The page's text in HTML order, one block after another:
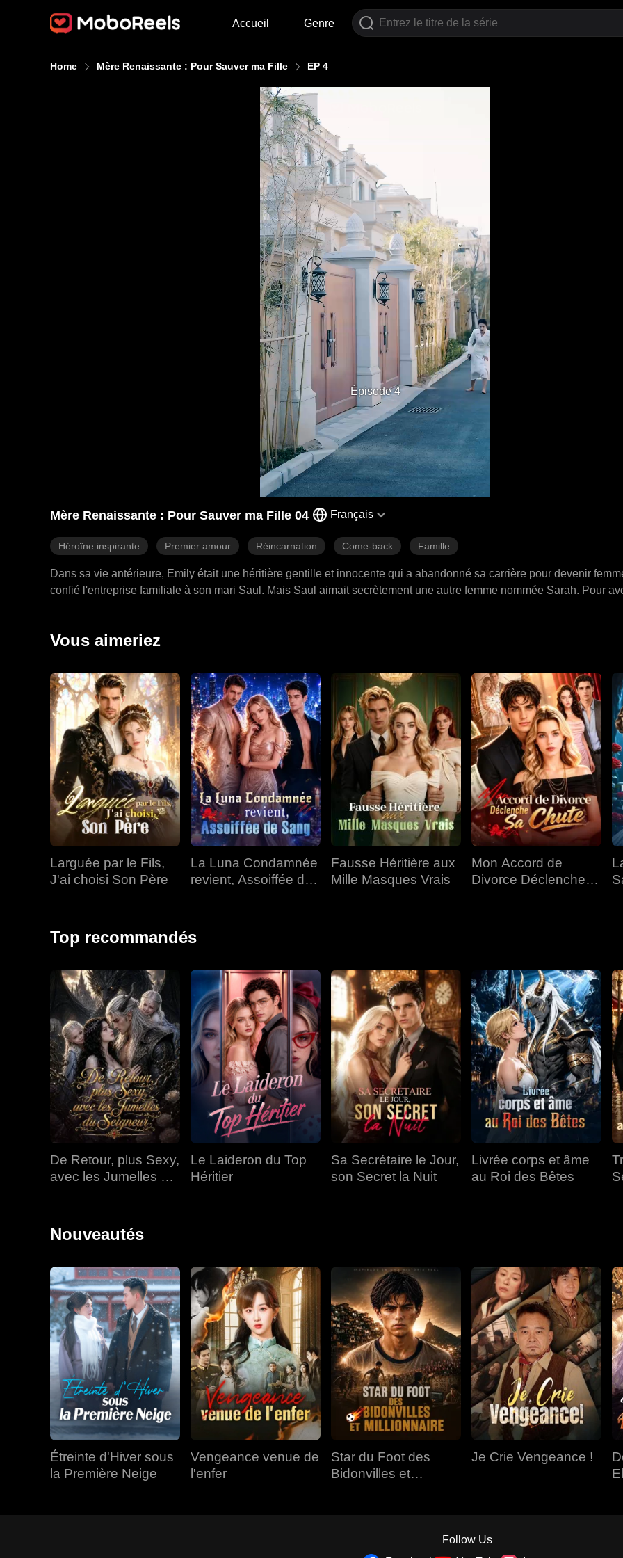
Accueil Genre
Home Mère Renaissante : Pour Sauver ma Fille EP 4
Épisode 4
Mère Renaissante : Pour Sauver ma Fille 04 Français
Héroïne inspirante Premier amour Réincarnation Come-back Famille
Dans sa vie antérieure, Emily était une héritière gentille et innocente qui a abandonné sa carrière pour devenir
confié l'entreprise familiale à son mari Saul. Mais Saul aimait secrètement une autre femme nommée Sarah. Pour
famille.
Vous aimeriez
Larguée par le Fils,
J'ai choisi Son Père
La Luna Condamnée
revient, Assoiffée de
Fausse Héritière aux
Mille Masques Vrais
Mon Accord de
Divorce Déclenche
Top recommandés
De Retour, plus Sexy,
avec les Jumelles du
Le Laideron du Top
Héritier
Sa Secrétaire le Jour,
son Secret la Nuit
Livrée corps et âme
au Roi des Bêtes
Nouveautés
Étreinte d'Hiver sous
la Première Neige
Vengeance venue de
l'enfer
Star du Foot des
Bidonvilles et
Je Crie Vengeance !
Follow Us